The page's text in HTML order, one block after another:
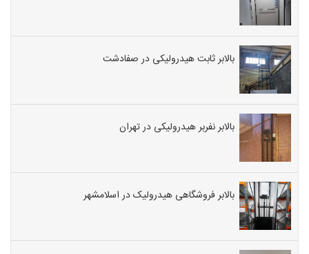
بالابر ثابت هیدرولیکی در صفادشت
بالابر نفربر هیدرولیکی در تهران
بالابر فروشگاهی هیدرولیک در اسلامشهر